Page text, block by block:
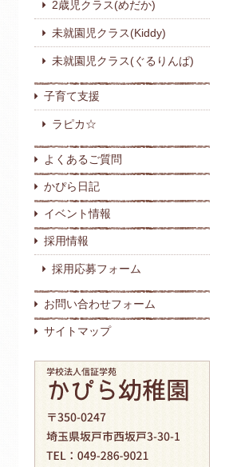
2歳児クラス(めだか)
未就園児クラス(Kiddy)
未就園児クラス(ぐるりんぱ)
子育て支援
ラピカ☆
よくあるご質問
かぴら日記
イベント情報
採用情報
採用応募フォーム
お問い合わせフォーム
サイトマップ